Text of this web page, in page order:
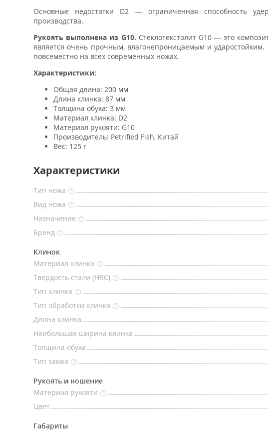
Основные недостатки D2 — ограниченная способность
производства.
Рукоять выполнена из G10. Стеклотекстолит G10 — это
является очень прочным, влагонепроницаемым и
повсеместно на всех современных ножах.
Характеристики:
Общая длина: 200 мм
Длина клинка: 87 мм
Толщина обуха: 3 мм
Материал клинка: D2
Материал рукояти: G10
Производитель: Petrified Fish, Китай
Вес: 125 г
Характеристики
Тип ножа ?
Вид ножа ?
Назначение ?
Бренд ?
Клинок
Материал клинка
?
Твердость стали (HRC) ?
Тип клинка
?
Тип обработки клинка ?
Длина клинка
Наибольшая ширина клинка
Толщина обуха
Тип замка
?
Рукоять и ношение
Материал рукояти
?
Цвет
Габариты